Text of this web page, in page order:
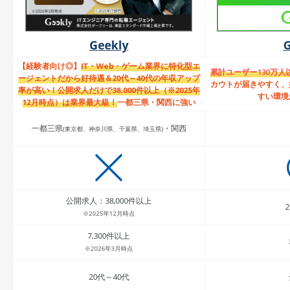
Geekly
【経験者向け◎】 IT・Web・ゲーム業界に特化型エ
ージェントだから好待遇＆20代～40代の年収アップ
率が高い！公開求人だけで38,000件以上（※2025年
12月時点）は業界最大級！一都三県・関西に強い
累計ユーザー130万人
カウトが届きやすく
すい環境
一都三県(東京都、神奈川県、千葉県、埼玉県)・関西
公開求人：38,000件以上
※2025年12月時点
7,300件以上
※2026年3月時点
20代～40代